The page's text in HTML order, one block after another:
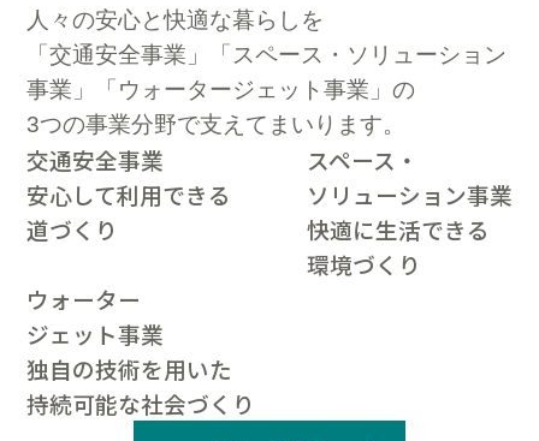
人々の安心と快適な暮らしを
「交通安全事業」「スペース・ソリューション
事業」「ウォータージェット事業」の
3つの事業分野で支えてまいります。
交通安全事業
安心して利用できる
道づくり
スペース・
ソリューション事業
快適に生活できる
環境づくり
ウォーター
ジェット事業
独自の技術を用いた
持続可能な社会づくり